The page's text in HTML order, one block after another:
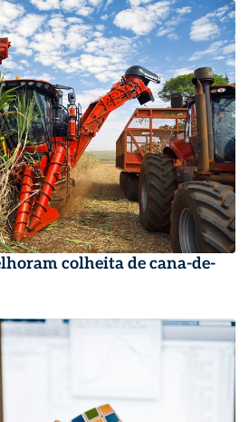
toda a cadeia produtiva. Uma
tracionada que recolhe o
[…]
colheita de cana-de-